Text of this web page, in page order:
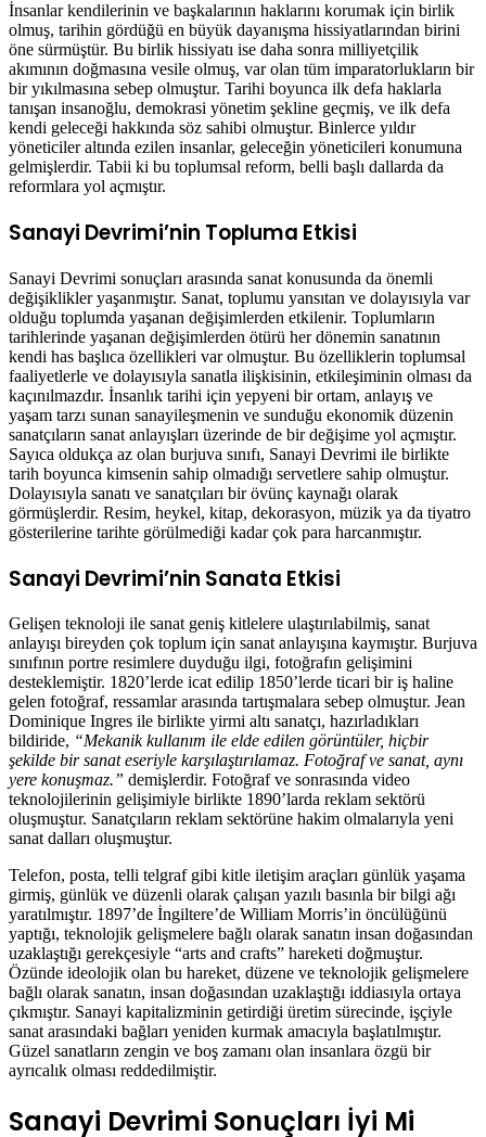
İnsanlar kendilerinin ve başkalarının haklarını korumak için birlik
olmuş, tarihin gördüğü en büyük dayanışma hissiyatlarından birini
öne sürmüştür. Bu birlik hissiyatı ise daha sonra milliyetçilik
akımının doğmasına vesile olmuş, var olan tüm imparatorlukların bir
bir yıkılmasına sebep olmuştur. Tarihi boyunca ilk defa haklarla
tanışan insanoğlu, demokrasi yönetim şekline geçmiş, ve ilk defa
kendi geleceği hakkında söz sahibi olmuştur. Binlerce yıldır
yöneticiler altında ezilen insanlar, geleceğin yöneticileri konumuna
gelmişlerdir. Tabii ki bu toplumsal reform, belli başlı dallarda da
reformlara yol açmıştır.
Sanayi Devrimi’nin Topluma Etkisi
Sanayi Devrimi sonuçları arasında sanat konusunda da önemli
değişiklikler yaşanmıştır. Sanat, toplumu yansıtan ve dolayısıyla var
olduğu toplumda yaşanan değişimlerden etkilenir. Toplumların
tarihlerinde yaşanan değişimlerden ötürü her dönemin sanatının
kendi has başlıca özellikleri var olmuştur. Bu özelliklerin toplumsal
faaliyetlerle ve dolayısıyla sanatla ilişkisinin, etkileşiminin olması da
kaçınılmazdır. İnsanlık tarihi için yepyeni bir ortam, anlayış ve
yaşam tarzı sunan sanayileşmenin ve sunduğu ekonomik düzenin
sanatçıların sanat anlayışları üzerinde de bir değişime yol açmıştır.
Sayıca oldukça az olan burjuva sınıfı, Sanayi Devrimi ile birlikte
tarih boyunca kimsenin sahip olmadığı servetlere sahip olmuştur.
Dolayısıyla sanatı ve sanatçıları bir övünç kaynağı olarak
görmüşlerdir. Resim, heykel, kitap, dekorasyon, müzik ya da tiyatro
gösterilerine tarihte görülmediği kadar çok para harcanmıştır.
Sanayi Devrimi’nin Sanata Etkisi
Gelişen teknoloji ile sanat geniş kitlelere ulaştırılabilmiş, sanat
anlayışı bireyden çok toplum için sanat anlayışına kaymıştır. Burjuva
sınıfının portre resimlere duyduğu ilgi, fotoğrafın gelişimini
desteklemiştir. 1820’lerde icat edilip 1850’lerde ticari bir iş haline
gelen fotoğraf, ressamlar arasında tartışmalara sebep olmuştur. Jean
Dominique Ingres ile birlikte yirmi altı sanatçı, hazırladıkları
bildiride, “Mekanik kullanım ile elde edilen görüntüler, hiçbir
şekilde bir sanat eseriyle karşılaştırılamaz. Fotoğraf ve sanat, aynı
yere konuşmaz.” demişlerdir. Fotoğraf ve sonrasında video
teknolojilerinin gelişimiyle birlikte 1890’larda reklam sektörü
oluşmuştur. Sanatçıların reklam sektörüne hakim olmalarıyla yeni
sanat dalları oluşmuştur.
Telefon, posta, telli telgraf gibi kitle iletişim araçları günlük yaşama
girmiş, günlük ve düzenli olarak çalışan yazılı basınla bir bilgi ağı
yaratılmıştır. 1897’de İngiltere’de William Morris’in öncülüğünü
yaptığı, teknolojik gelişmelere bağlı olarak sanatın insan doğasından
uzaklaştığı gerekçesiyle “arts and crafts” hareketi doğmuştur.
Özünde ideolojik olan bu hareket, düzene ve teknolojik gelişmelere
bağlı olarak sanatın, insan doğasından uzaklaştığı iddiasıyla ortaya
çıkmıştır. Sanayi kapitalizminin getirdiği üretim sürecinde, işçiyle
sanat arasındaki bağları yeniden kurmak amacıyla başlatılmıştır.
Güzel sanatların zengin ve boş zamanı olan insanlara özgü bir
ayrıcalık olması reddedilmiştir.
Sanayi Devrimi Sonuçları İyi Mi